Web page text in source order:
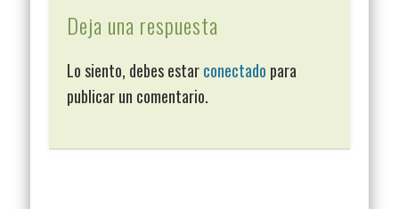
Deja una respuesta
Lo siento, debes estarconectado para
publicar un comentario.